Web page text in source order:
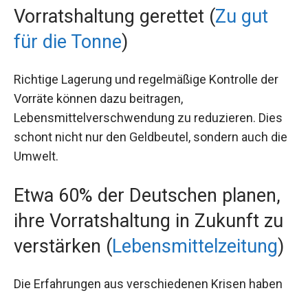
Vorratshaltung gerettet (Zu gut
für die Tonne)
Richtige Lagerung und regelmäßige Kontrolle der
Vorräte können dazu beitragen,
Lebensmittelverschwendung zu reduzieren. Dies
schont nicht nur den Geldbeutel, sondern auch die
Umwelt.
Etwa 60% der Deutschen planen,
ihre Vorratshaltung in Zukunft zu
verstärken (Lebensmittelzeitung)
Die Erfahrungen aus verschiedenen Krisen haben